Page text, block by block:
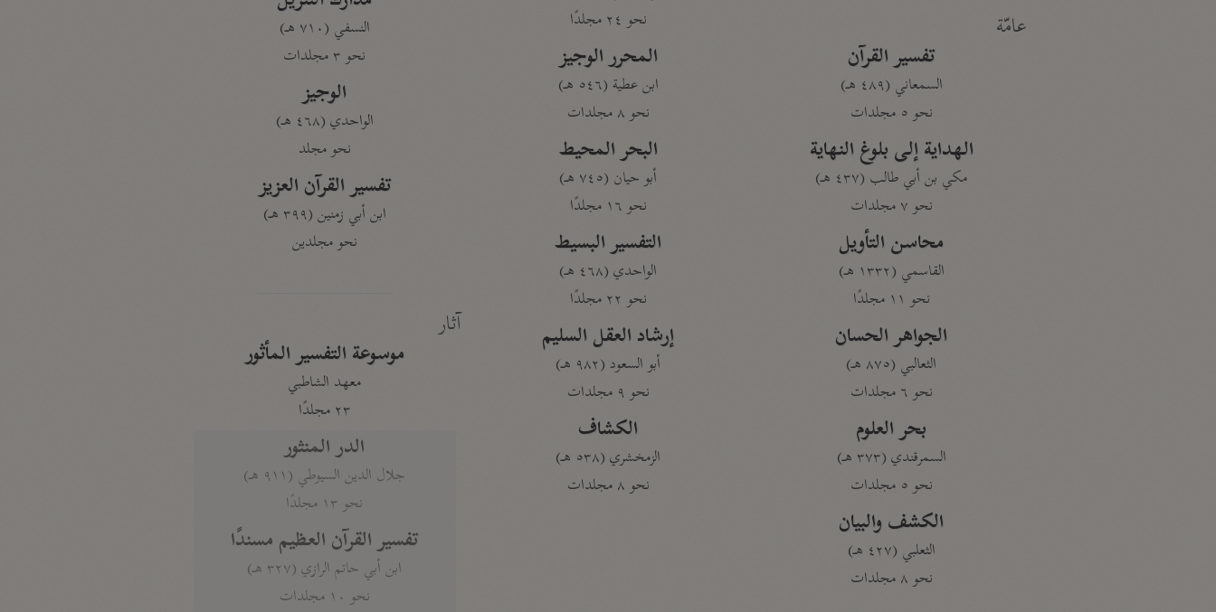
عامّة
تفسير القرآن
السمعاني (٤٨٩ هـ)
نحو ٥ مجلدات
الهداية إلى بلوغ النهاية
مكي بن أبي طالب (٤٣٧ هـ)
نحو ٧ مجلدات
محاسن التأويل
القاسمي (١٣٣٢ هـ)
نحو ١١ مجلدًا
الجواهر الحسان
الثعالبي (٨٧٥ هـ)
نحو ٦ مجلدات
بحر العلوم
السمرقندي (٣٧٣ هـ)
نحو ٥ مجلدات
الكشف والبيان
الثعلبي (٤٢٧ هـ)
نحو ٨ مجلدات
نحو ٢٤ مجلدًا
المحرر الوجيز
ابن عطية (٥٤٦ هـ)
نحو ٨ مجلدات
البحر المحيط
أبو حيان (٧٤٥ هـ)
نحو ١٦ مجلدًا
التفسير البسيط
الواحدي (٤٦٨ هـ)
نحو ٢٢ مجلدًا
إرشاد العقل السليم
أبو السعود (٩٨٢ هـ)
نحو ٩ مجلدات
الكشاف
الزمخشري (٥٣٨ هـ)
نحو ٨ مجلدات
النسفي (٧١٠ هـ)
نحو ٣ مجلدات
الوجيز
الواحدي (٤٦٨ هـ)
نحو مجلد
تفسير القرآن العزيز
ابن أبي زمنين (٣٩٩ هـ)
نحو مجلدين
آثار
موسوعة التفسير المأثور
معهد الشاطبي
٢٣ مجلدًا
الدر المنثور
جلال الدين السيوطي (٩١١ هـ)
نحو ١٣ مجلدًا
تفسير القرآن العظيم مسندًا
ابن أبي حاتم الرازي (٣٢٧ هـ)
نحو ١٠ مجلدات